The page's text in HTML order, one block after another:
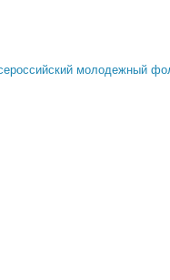
молодежный